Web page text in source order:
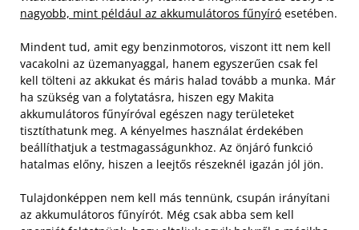
nagyobb, mint például az akkumulátoros fűnyíró esetében.
Mindent tud, amit egy benzinmotoros, viszont itt nem kell
vacakolni az üzemanyaggal, hanem egyszerűen csak fel
kell tölteni az akkukat és máris halad tovább a munka. Már
ha szükség van a folytatásra, hiszen egy Makita
akkumulátoros fűnyíróval egészen nagy területeket
tisztíthatunk meg. A kényelmes használat érdekében
beállíthatjuk a testmagasságunkhoz. Az önjáró funkció
hatalmas előny, hiszen a leejtős részeknél igazán jól jön.
Tulajdonképpen nem kell más tennünk, csupán irányítani
az akkumulátoros fűnyírót. Még csak abba sem kell